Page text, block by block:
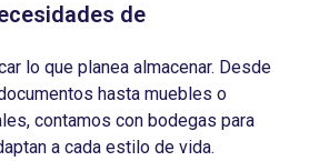
de
lo que planea almacenar. Desde
hasta muebles o
contamos con bodegas para
a cada estilo de vida.